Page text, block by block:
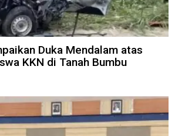
Duka Mendalam atas
KKN di Tanah Bumbu